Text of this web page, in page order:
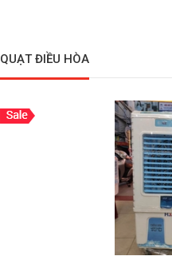
QUẠT ĐIỀU HÒA